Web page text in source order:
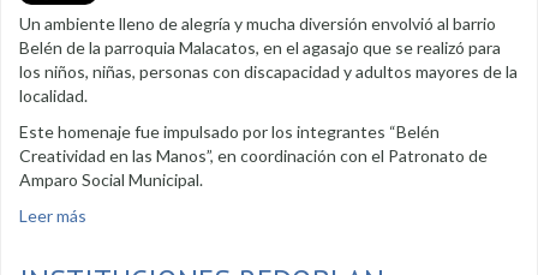
Un ambiente lleno de alegría y mucha diversión envolvió al barrio
Belén de la parroquia Malacatos, en el agasajo que se realizó para
los niños, niñas, personas con discapacidad y adultos mayores de la
localidad.
Este homenaje fue impulsado por los integrantes “Belén
Creatividad en las Manos”, en coordinación con el Patronato de
Amparo Social Municipal.
Leer más